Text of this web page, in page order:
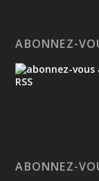
ABONNEZ-
ABONNEZ-